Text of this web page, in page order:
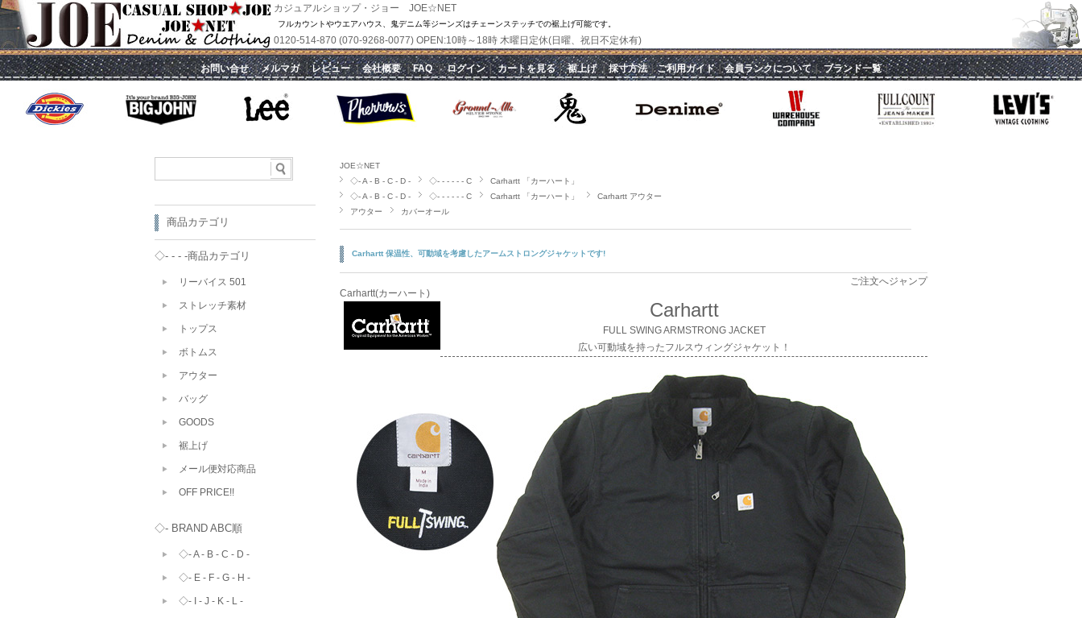
カジュアルショップ・ジョー JOE☆NET
フルカウントやウエアハウス、鬼デニム等ジーンズはチェーンステッチでの裾上げ可能です。
0120-514-870 (070-9268-0077) OPEN:10時～18時 木曜日定休(日曜、祝日不定休有)
｜お問い合せ｜メルマガ｜レビュー｜会社概要｜FAQ｜ログイン｜カートを見る｜裾上げ｜採寸方法｜ご利用ガイド｜会員ランクについて｜ブランド一覧｜
JOE☆NET
◇- A - B - C - D -
◇- - - - - - C
Carhartt 「カーハート」
◇- A - B - C - D -
◇- - - - - - C Carhartt 「カーハート」
Carhartt アウター
アウター
カバーオール
Carhartt 保温性、可動域を考慮したアームストロングジャケットです!
ご注文へジャンプ
Carhartt(カーハート)
Carhartt
FULL SWING ARMSTRONG JACKET
広い可動域を持ったフルスウィングジャケット！
商品カテゴリ
◇- - - -商品カテゴリ
リーバイス 501
ストレッチ素材
トップス
ボトムス
アウター
バッグ
GOODS
裾上げ
メール便対応商品
OFF PRICE!!
◇- BRAND ABC順
◇- A - B - C - D -
◇- E - F - G - H -
◇- I - J - K - L -